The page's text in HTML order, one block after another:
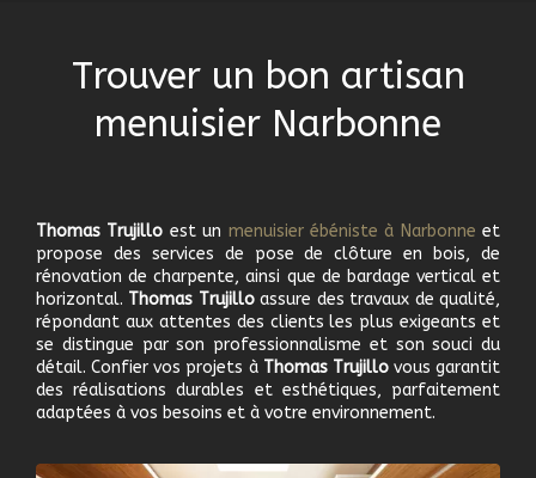
Trouver un bon artisan
menuisier Narbonne
Thomas Trujillo est un menuisier ébéniste à Narbonne et
propose des services de pose de clôture en bois, de
rénovation de charpente, ainsi que de bardage vertical et
horizontal. Thomas Trujilloassure des travaux de qualité,
répondant aux attentes des clients les plus exigeants et
se distingue par son professionnalisme et son souci du
détail. Confier vos projets à Thomas Trujillo vous garantit
des réalisations durables et esthétiques, parfaitement
adaptées à vos besoins et à votre environnement.